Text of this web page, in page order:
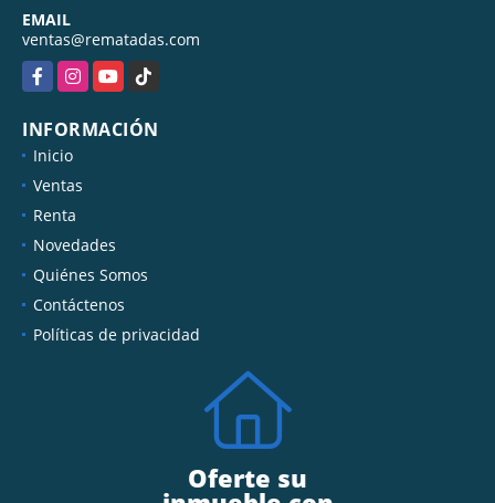
EMAIL
ventas@rematadas.com
FacebookInstagramYouTubeTikTok
INFORMACIÓN
Inicio
Ventas
Renta
Novedades
Quiénes Somos
Contáctenos
Políticas de privacidad
Oferte su